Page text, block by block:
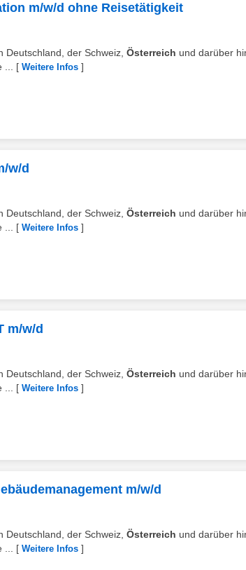
m/w/d ohne Reisetätigkeit
Deutschland, der Schweiz, Österreich und darüber
[ Weitere Infos ]
w/d
Deutschland, der Schweiz, Österreich und darüber
[ Weitere Infos ]
m/w/d
Deutschland, der Schweiz, Österreich und darüber
[ Weitere Infos ]
m/w/d
Deutschland, der Schweiz, Österreich und darüber
[ Weitere Infos ]